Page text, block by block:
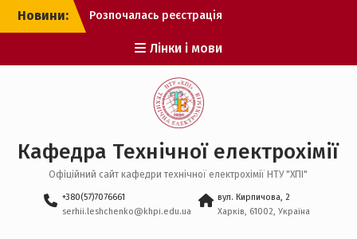
Перейти
Новини:
Розпочалась реєстрація
Рекомендації до вступу
оприлюднено!
Розпочато подання заяв
від вступників у
магістратуру
Лінки і мови
Кафедра Технічної електрохімії
Офіційний сайт кафедри технічної електрохімії НТУ "ХПІ"
+380(57)7076661
serhii.leshchenko@khpi.edu.ua
вул. Кирпичова, 2
Харків, 61002, Україна